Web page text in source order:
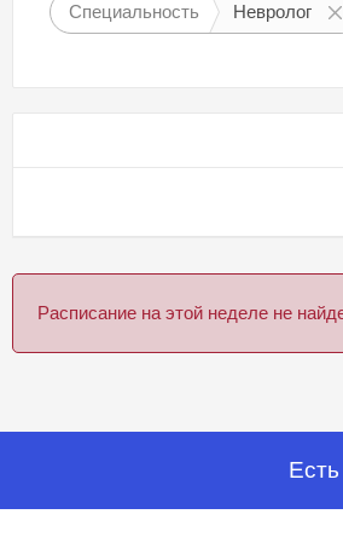
Специальность Невролог
Расписание на этой неделе не